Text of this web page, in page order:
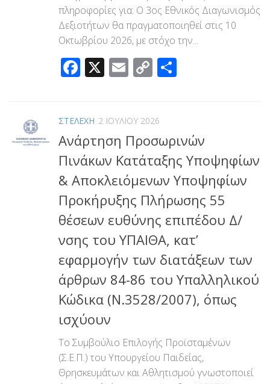
πληροφορίες για: Ο 3ος Εθνικός Διαγωνισμός
Δεξιοτήτων θα πραγματοποιηθεί στις 10
Οκτωβρίου 2026, με στόχο την...
Facebook
X Email
Copy
ΣΤΕΛΕΧΗ 2 ΙΟΥΛΊΟΥ 2026
Ανάρτηση Προσωρινών
Πινάκων Κατάταξης Υποψηφίων
& Αποκλειόμενων Υποψηφίων
Προκήρυξης Πλήρωσης 55
θέσεων ευθύνης επιπέδου Δ/
νσης του ΥΠΑΙΘΑ, κατ’
εφαρμογήν των διατάξεων των
άρθρων 84-86 του Υπαλληλικού
Κώδικα (Ν.3528/2007), όπως
ισχύουν
Το Συμβούλιο Επιλογής Προϊσταμένων
(Σ.Ε.Π.) του Υπουργείου Παιδείας,
Θρησκευμάτων και Αθλητισμού γνωστοποιεί